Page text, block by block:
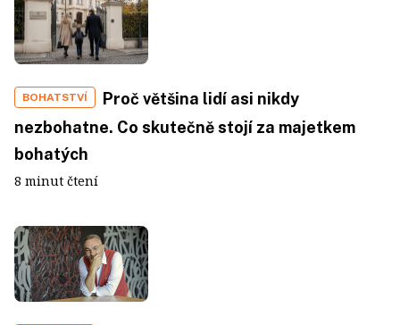
BOHATSTVÍ
Proč většina lidí asi nikdy
nezbohatne. Co skutečně stojí za majetkem
bohatých
8 minut čtení